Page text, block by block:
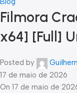
Filmora
x64] [Full]
Posted by
17 de maio de 2026
On 17 de maio de